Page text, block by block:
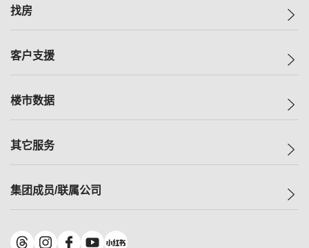
美联集团
人才招募
找房
一手新房
减价
美联豪宅
独家楼盘
租房
客户支援
自助放盘
查询热线
按揭计算机
负担能力计算机
转按计算机
楼市数据
指数
历史成交
小区成交排行榜
其它服务
小区专页
美联精英会
集团成员/联属公司
美联物业